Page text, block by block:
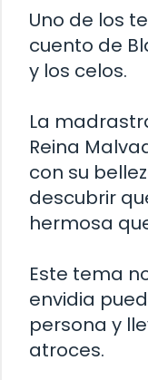
Uno de los
cuento de
y los celos.
La
Reina
con su
descubrir
hermosa
Este tema
envidia
persona y
atroces.